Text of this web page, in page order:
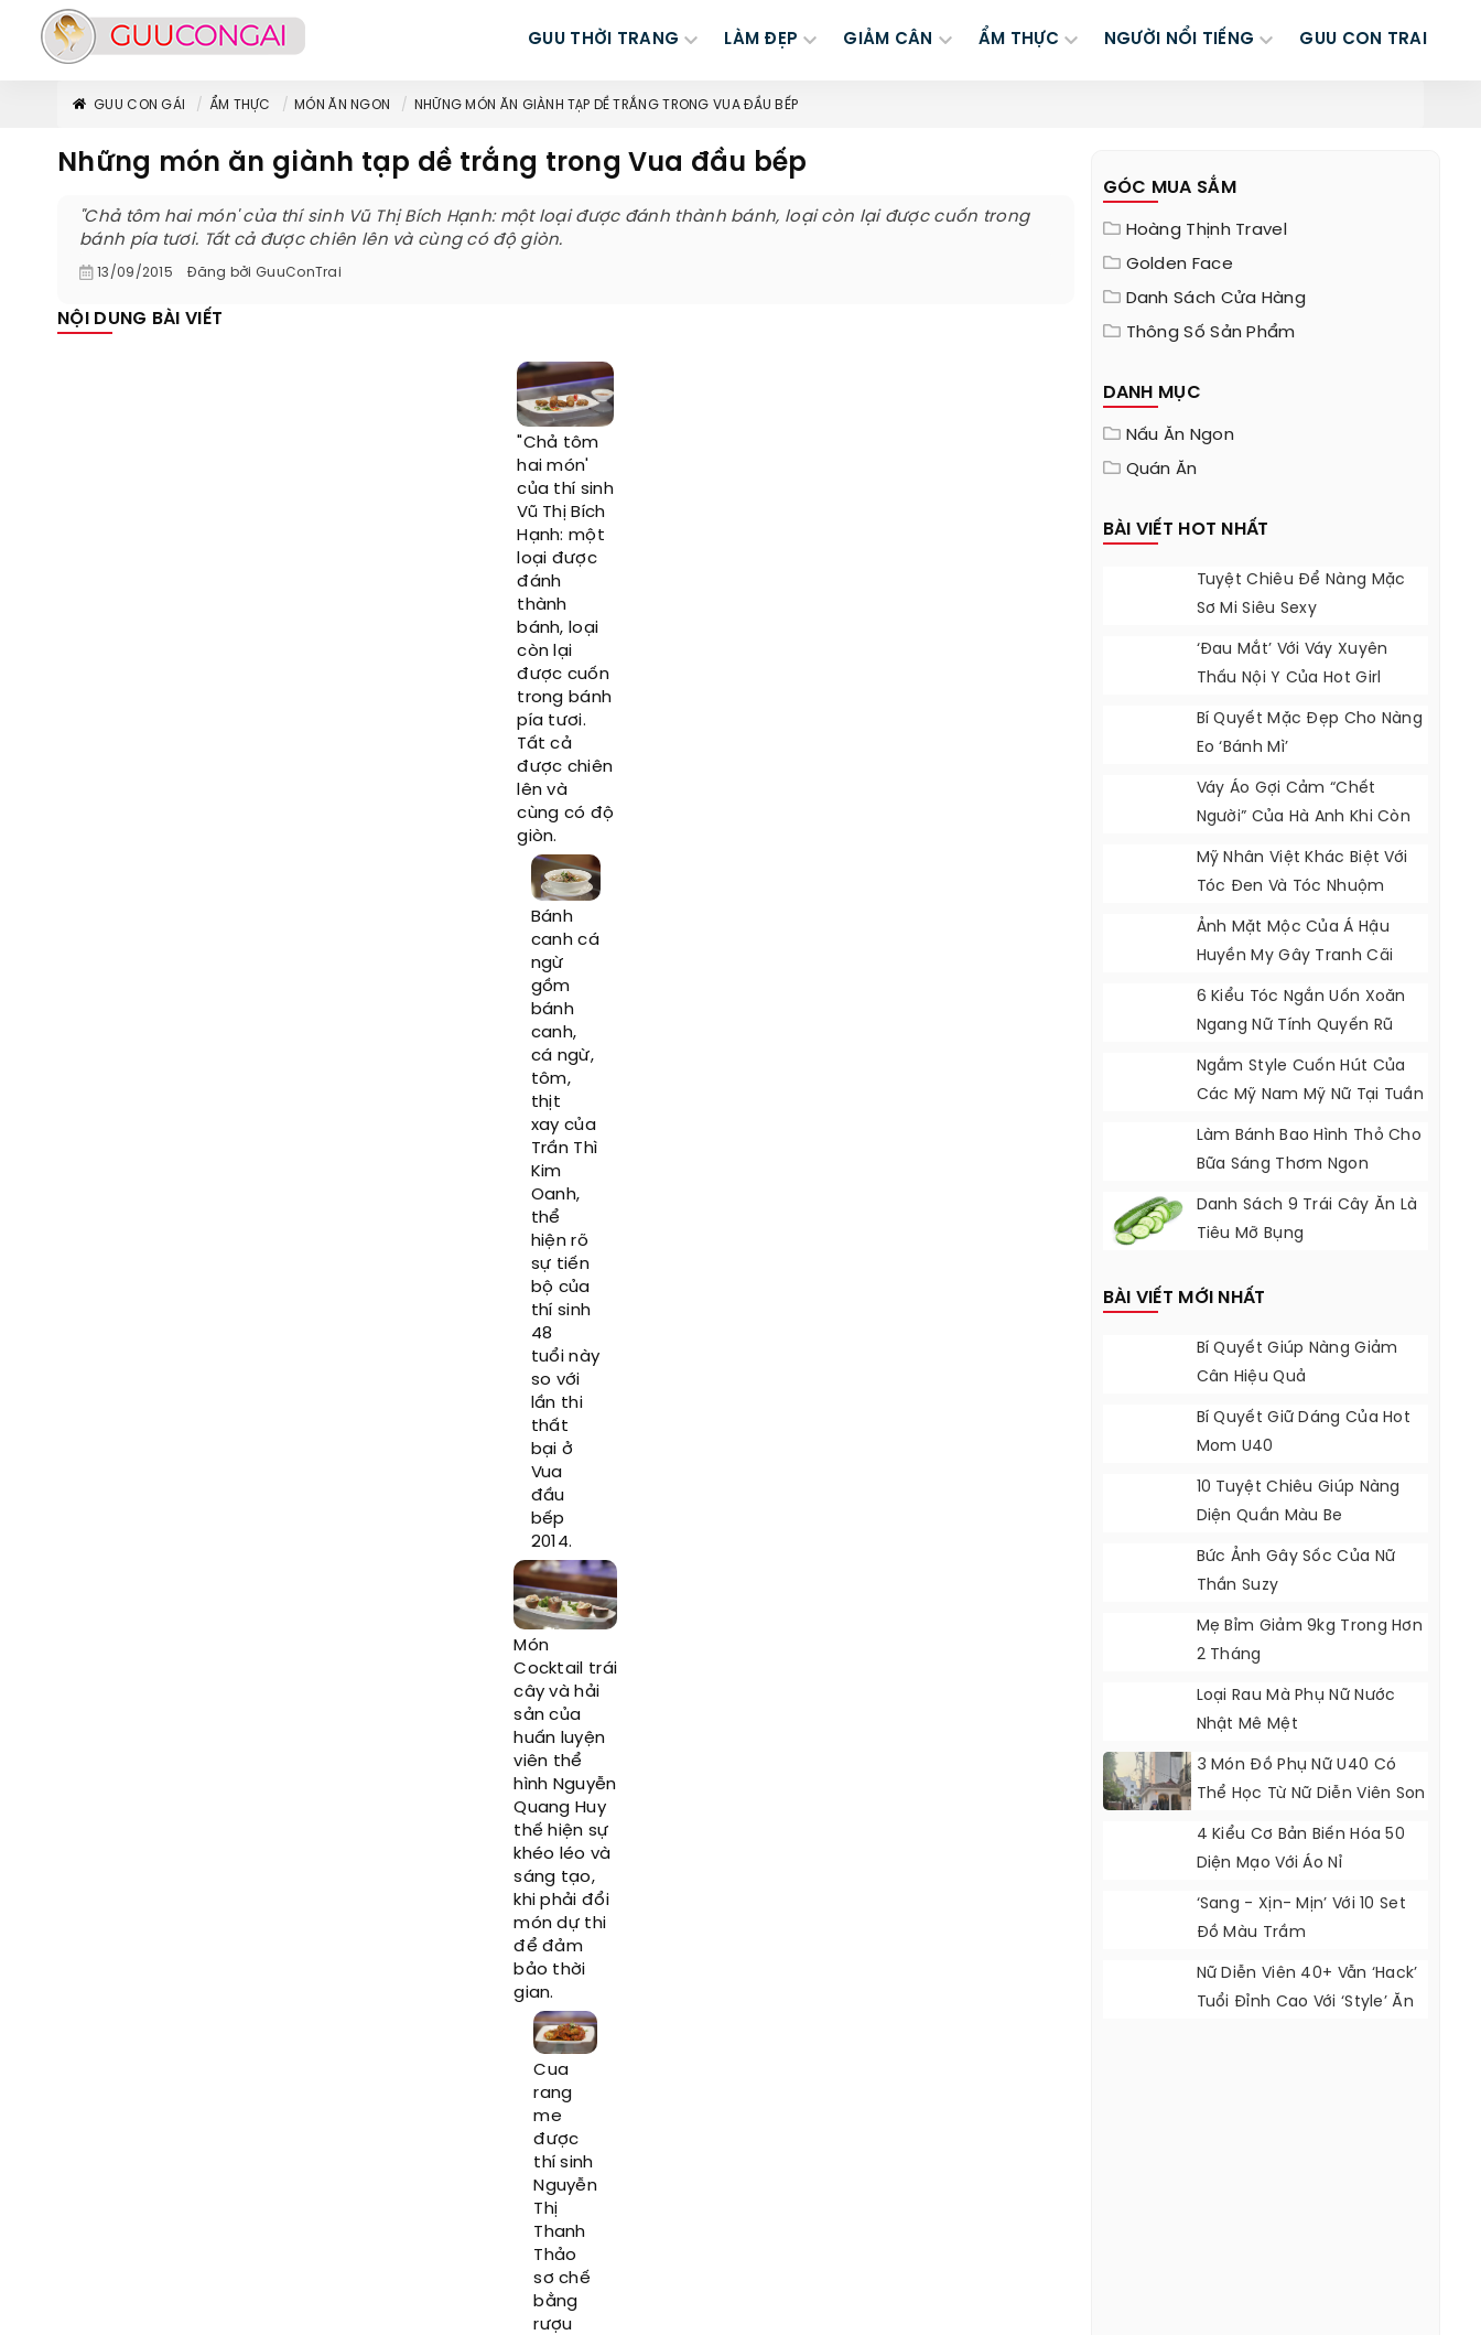
GUU THỜI TRANG LÀM ĐẸP GIẢM CÂN ẨM THỰC NGƯỜI NỔI TIẾNG GUU CON TRAI
GUU CON GÁI ẨM THỰC MÓN ĂN NGON NHỮNG MÓN ĂN GIÀNH TẠP DỀ TRẮNG TRONG VUA ĐẦU BẾP
Những món ăn giành tạp dề trắng trong Vua đầu bếp
"Chả tôm hai món' của thí sinh Vũ Thị Bích Hạnh: một loại được đánh thành bánh, loại còn lại được cuốn trong
bánh pía tươi. Tất cả được chiên lên và cùng có độ giòn.
13/09/2015 Đăng bởi GuuConTrai
NỘI DUNG BÀI VIẾT
"Chả tôm
hai món'
của thí sinh
Vũ Thị Bích
Hạnh: một
loại được
đánh
thành
bánh, loại
còn lại
được cuốn
trong bánh
pía tươi.
Tất cả
được chiên
lên và
cùng có độ
giòn.
Bánh
canh cá
ngừ
gồm
bánh
canh,
cá ngừ,
tôm,
thịt
xay của
Trần Thì
Kim
Oanh,
thể
hiện rõ
sự tiến
bộ của
thí sinh
48
tuổi này
so với
lần thi
thất
bại ở
Vua
đầu
bếp
2014.
Món
Cocktail trái
cây và hải
sản của
huấn luyện
viên thể
hình Nguyễn
Quang Huy
thế hiện sự
khéo léo và
sáng tạo,
khi phải đổi
món dự thi
để đảm
bảo thời
gian.
Cua
rang
me
được
thí sinh
Nguyễn
Thị
Thanh
Thảo
sơ chế
bằng
rượu
GÓC MUA SẮM
Hoàng Thịnh Travel
Golden Face
Danh Sách Cửa Hàng
Thông Số Sản Phẩm
DANH MỤC
Nấu Ăn Ngon
Quán Ăn
BÀI VIẾT HOT NHẤT
Tuyệt Chiêu Để Nàng Mặc
Sơ Mi Siêu Sexy
‘Đau Mắt’ Với Váy Xuyên
Thấu Nội Y Của Hot Girl
Hollywood
Bí Quyết Mặc Đẹp Cho Nàng
Eo ‘bánh Mì’
Váy Áo Gợi Cảm “chết
Người” Của Hà Anh Khi Còn
Độc Thân
Mỹ Nhân Việt Khác Biệt Với
Tóc Đen Và Tóc Nhuộm
Ảnh Mặt Mộc Của Á Hậu
Huyền My Gây Tranh Cãi
6 Kiểu Tóc Ngắn Uốn Xoăn
Ngang Nữ Tính Quyến Rũ
Ngắm Style Cuốn Hút Của
Các Mỹ Nam Mỹ Nữ Tại Tuần
Thời Trang
Làm Bánh Bao Hình Thỏ Cho
Bữa Sáng Thơm Ngon
Danh Sách 9 Trái Cây Ăn Là
Tiêu Mỡ Bụng
BÀI VIẾT MỚI NHẤT
Bí Quyết Giúp Nàng Giảm
Cân Hiệu Quả
Bí Quyết Giữ Dáng Của Hot
Mom U40
10 Tuyệt Chiêu Giúp Nàng
Diện Quần Màu Be
Bức Ảnh Gây Sốc Của Nữ
Thần Suzy
Mẹ Bỉm Giảm 9kg Trong Hơn
2 Tháng
Loại Rau Mà Phụ Nữ Nước
Nhật Mê Mệt
3 Món Đồ Phụ Nữ U40 Có
Thể Học Từ Nữ Diễn Viên Son
Ye Jin
4 Kiểu Cơ Bản Biến Hóa 50
Diện Mạo Với Áo Nỉ
‘Sang - Xịn- Mịn’ Với 10 Set
Đồ Màu Trầm
Nữ Diễn Viên 40+ Vẫn ‘hack’
Tuổi Đỉnh Cao Với ‘style’ Ăn